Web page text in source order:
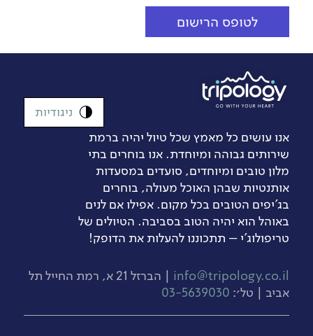
לטופס הרישום
אנו עושים כל מאמץ שכל טיול יהיה ברמת
שירותים גבוהה ומיוחדת. אנו בוחרים בתי
מלון טובים ומיוחדים, סועדים במסעדות
אותנטיות שבהן האוכל מעולה, בוחרים
בג’יפים הטובים בכל מקום. אפילו אם לנים
באוהל הוא יהיה הטוב בסביבה. הטיולים של
טריפולוג'י – תתכוננו להעלות את הדופק!
info@tripology.co.il
| הברזל 21 א, רמת החייל תל
אביב | טל׳: 03-5639030
ניגודיות